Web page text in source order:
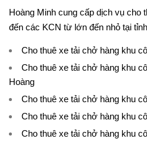
Hoàng Minh cung cấp dịch vụ cho
đến các KCN từ lớn đến nhỏ tại
Cho thuê xe tải chở hàng khu
Cho thuê xe tải chở hàng khu
Hoàng
Cho thuê xe tải chở hàng khu
Cho thuê xe tải chở hàng khu
Cho thuê xe tải chở hàng khu